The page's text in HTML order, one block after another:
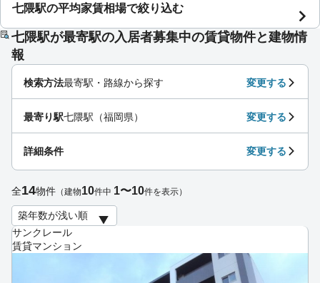
七隈駅の平均家賃相場で絞り込む
七隈駅が最寄駅の入居者募集中の賃貸物件と建物情
報
サンクレール
賃貸マンション
検索方法最寄駅・路線から探す 変更する
最寄り駅七隈駅（福岡県） 変更する
詳細条件 変更する
全14物件 （建物10件中 1〜10件を表示）